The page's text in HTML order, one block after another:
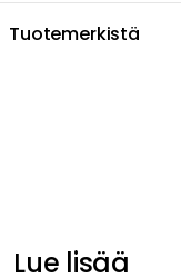
Tuotemerkistä